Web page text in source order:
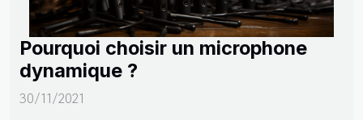
Pourquoi choisir un microphone
dynamique ?
30/11/2021